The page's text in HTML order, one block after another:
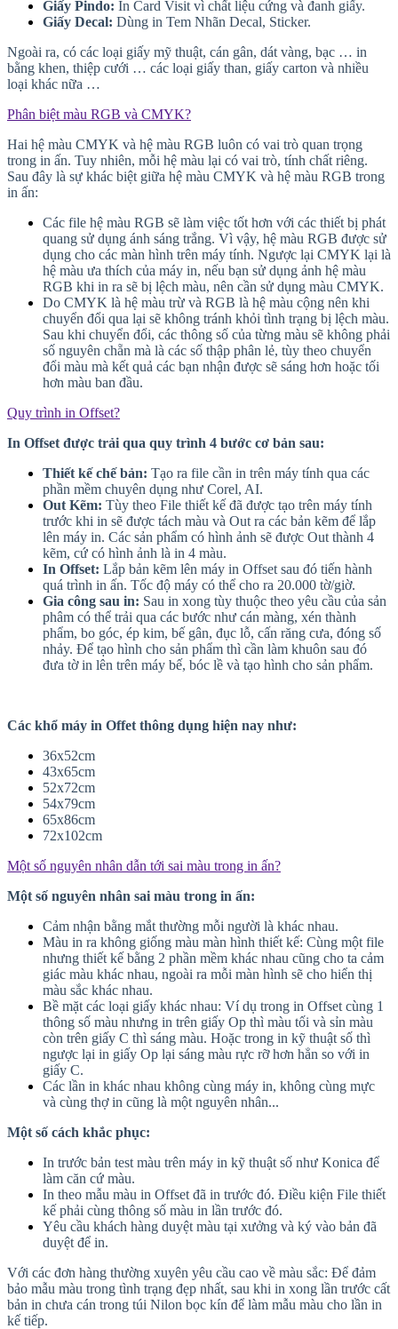
Giấy Pindo: In Card Visit vì chất liệu cứng và đanh giấy.
Giấy Decal: Dùng in Tem Nhãn Decal, Sticker.
Ngoài ra, có các loại giấy mỹ thuật, cán gân, dát vàng, bạc … in
bằng khen, thiệp cưới … các loại giấy than, giấy carton và nhiều
loại khác nữa …
Phân biệt màu RGB và CMYK?
Hai hệ màu CMYK và hệ màu RGB luôn có vai trò quan trọng
trong in ấn. Tuy nhiên, mỗi hệ màu lại có vai trò, tính chất riêng.
Sau đây là sự khác biệt giữa hệ màu CMYK và hệ màu RGB trong
in ấn:
Các file hệ màu RGB sẽ làm việc tốt hơn với các thiết bị phát
quang sử dụng ánh sáng trắng. Vì vậy, hệ màu RGB được sử
dụng cho các màn hình trên máy tính. Ngược lại CMYK lại là
hệ màu ưa thích của máy in, nếu bạn sử dụng ảnh hệ màu
RGB khi in ra sẽ bị lệch màu, nên cần sử dụng màu CMYK.
Do CMYK là hệ màu trừ và RGB là hệ màu cộng nên khi
chuyển đổi qua lại sẽ không tránh khỏi tình trạng bị lệch màu.
Sau khi chuyển đổi, các thông số của từng màu sẽ không phải
số nguyên chẵn mà là các số thập phân lẻ, tùy theo chuyển
đổi màu mà kết quả các bạn nhận được sẽ sáng hơn hoặc tối
hơn màu ban đầu.
Quy trình in Offset?
In Offset được trải qua quy trình 4 bước cơ bản sau:
Thiết kế chế bản: Tạo ra file cần in trên máy tính qua các
phần mềm chuyên dụng như Corel, AI.
Out Kẽm: Tùy theo File thiết kế đã được tạo trên máy tính
trước khi in sẽ được tách màu và Out ra các bản kẽm để lắp
lên máy in. Các sản phẩm có hình ảnh sẽ được Out thành 4
kẽm, cứ có hình ảnh là in 4 màu.
In Offset: Lắp bản kẽm lên máy in Offset sau đó tiến hành
quá trình in ấn. Tốc độ máy có thể cho ra 20.000 tờ/giờ.
Gia công sau in: Sau in xong tùy thuộc theo yêu cầu của sản
phâm có thể trải qua các bước như cán màng, xén thành
phẩm, bo góc, ép kim, bế gân, đục lỗ, cấn răng cưa, đóng số
nhảy. Để tạo hình cho sản phẩm thì cần làm khuôn sau đó
đưa tờ in lên trên máy bế, bóc lề và tạo hình cho sản phẩm.
Các khổ máy in Offet thông dụng hiện nay như:
36x52cm
43x65cm
52x72cm
54x79cm
65x86cm
72x102cm
Một số nguyên nhân dẫn tới sai màu trong in ấn?
Một số nguyên nhân sai màu trong in ấn:
Cảm nhận bằng mắt thường mỗi người là khác nhau.
Màu in ra không giống màu màn hình thiết kế: Cùng một file
nhưng thiết kế bằng 2 phần mềm khác nhau cũng cho ta cảm
giác màu khác nhau, ngoài ra mỗi màn hình sẽ cho hiển thị
màu sắc khác nhau.
Bề mặt các loại giấy khác nhau: Ví dụ trong in Offset cùng 1
thông số màu nhưng in trên giấy Op thì màu tối và sỉn màu
còn trên giấy C thì sáng màu. Hoặc trong in kỹ thuật số thì
ngược lại in giấy Op lại sáng màu rực rỡ hơn hẳn so với in
giấy C.
Các lần in khác nhau không cùng máy in, không cùng mực
và cùng thợ in cũng là một nguyên nhân...
Một số cách khắc phục:
In trước bản test màu trên máy in kỹ thuật số như Konica để
làm căn cứ màu.
In theo mẫu màu in Offset đã in trước đó. Điều kiện File thiết
kế phải cùng thông số màu in lần trước đó.
Yêu cầu khách hàng duyệt màu tại xưởng và ký vào bản đã
duyệt để in.
Với các đơn hàng thường xuyên yêu cầu cao về màu sắc: Để đảm
bảo mẫu màu trong tình trạng đẹp nhất, sau khi in xong lần trước cất
bản in chưa cán trong túi Nilon bọc kín để làm mẫu màu cho lần in
kế tiếp.